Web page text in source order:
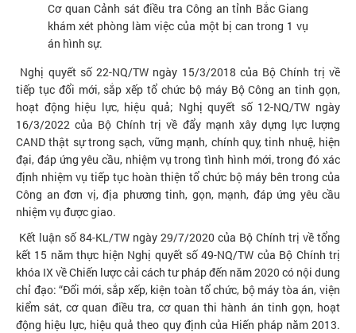
Cơ quan Cảnh sát điều tra Công an tỉnh Bắc Giang
khám xét phòng làm việc của một bị can trong 1 vụ
án hình sự.
Nghị quyết số 22-NQ/TW ngày 15/3/2018 của Bộ Chính trị về
tiếp tục đổi mới, sắp xếp tổ chức bộ máy Bộ Công an tinh gọn,
hoạt động hiệu lực, hiệu quả; Nghị quyết số 12-NQ/TW ngày
16/3/2022 của Bộ Chính trị về đẩy mạnh xây dựng lực lượng
CAND thật sự trong sạch, vững mạnh, chính quy, tinh nhuệ, hiện
đại, đáp ứng yêu cầu, nhiệm vụ trong tình hình mới, trong đó xác
định nhiệm vụ tiếp tục hoàn thiện tổ chức bộ máy bên trong của
Công an đơn vị, địa phương tinh, gọn, mạnh, đáp ứng yêu cầu
nhiệm vụ được giao.
Kết luận số 84-KL/TW ngày 29/7/2020 của Bộ Chính trị về tổng
kết 15 năm thực hiện Nghị quyết số 49-NQ/TW của Bộ Chính trị
khóa IX về Chiến lược cải cách tư pháp đến năm 2020 có nội dung
chỉ đạo: “Đổi mới, sắp xếp, kiện toàn tổ chức, bộ máy tòa án, viện
kiểm sát, cơ quan điều tra, cơ quan thi hành án tinh gọn, hoạt
động hiệu lực, hiệu quả theo quy định của Hiến pháp năm 2013.